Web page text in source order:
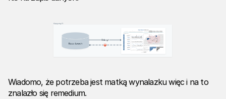
Wiadomo, że potrzeba jest matką wynalazku więc i na to
znalazło się remedium.